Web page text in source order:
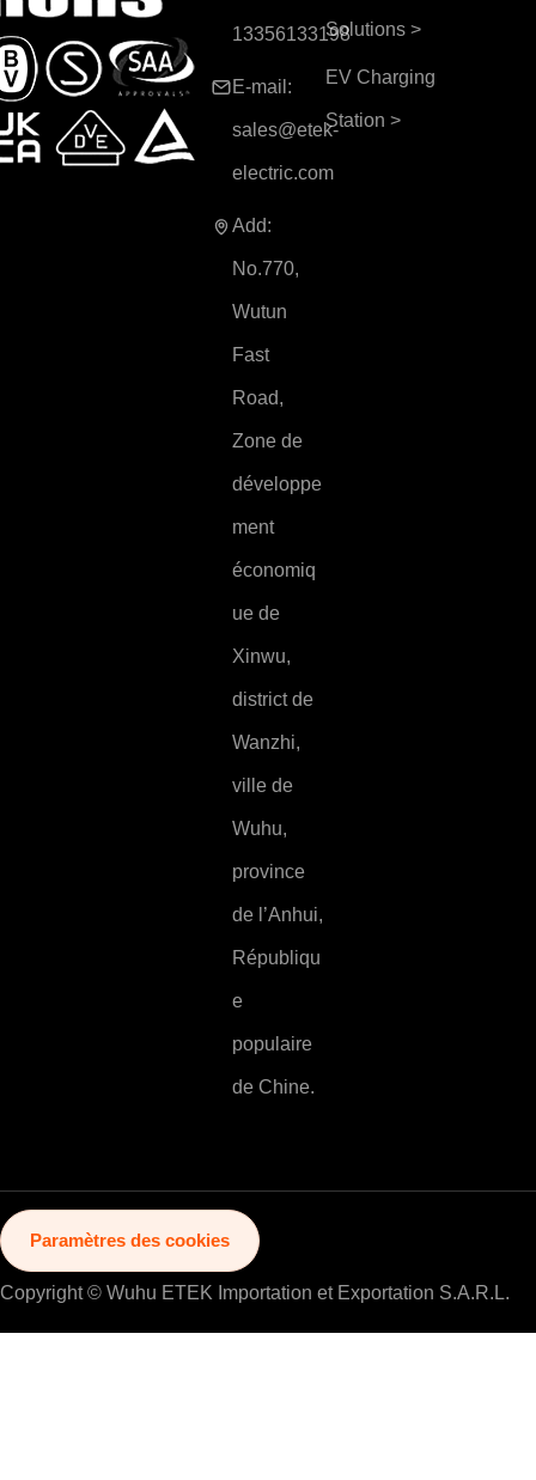
13356133198
E-mail:
sales@etek-
electric.com
Add:
No.770,
Wutun
Fast
Road,
Zone de
développe
ment
économiq
ue de
Xinwu,
district de
Wanzhi,
ville de
Wuhu,
province
de l’Anhui,
Républiqu
e
populaire
de Chine.
Solutions >
EV Charging
Station >
Paramètres des cookies
Copyright © Wuhu ETEK Importation et Exportation S.A.R.L.